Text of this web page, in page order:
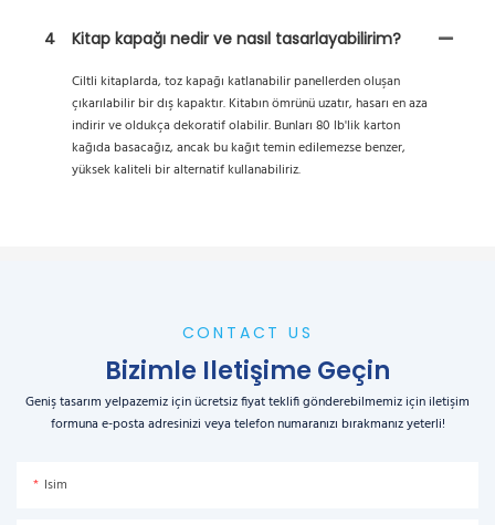
4
Kitap kapağı nedir ve nasıl tasarlayabilirim?
Ciltli kitaplarda, toz kapağı katlanabilir panellerden oluşan
çıkarılabilir bir dış kapaktır. Kitabın ömrünü uzatır, hasarı en aza
indirir ve oldukça dekoratif olabilir. Bunları 80 lb'lik karton
kağıda basacağız, ancak bu kağıt temin edilemezse benzer,
yüksek kaliteli bir alternatif kullanabiliriz.
CONTACT US
Bizimle Iletişime Geçin
Geniş tasarım yelpazemiz için ücretsiz fiyat teklifi gönderebilmemiz için iletişim
formuna e-posta adresinizi veya telefon numaranızı bırakmanız yeterli!
Isim